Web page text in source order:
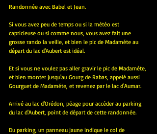
Randonnée avec Babel et Jean.
Si vous avez peu de temps ou si la météo est
capricieuse ou si comme nous, vous avez fait une
grosse rando la veille, et bien le pic de Madaméte au
départ du lac d'Aubert est idéal.
Et si vous ne voulez pas aller gravir le pic de Madaméte,
et bien monter jusqu'au Gourg de Rabas, appelé aussi
Gourguet de Madaméte, et revenez par le lac d'Aumar.
Arrivé au lac d'Orédon, péage pour accéder au parking
du lac d'Aubert, point de départ de cette randonnée.
Du parking, un panneau jaune indique le col de